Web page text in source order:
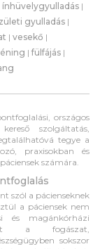
ínhüvelygyulladás |
gyulladás |
| vesekő |
|fülfájás |
országos
szolgáltatás,
tegye a
praxisokban és
számára.
szól a pácienseknek
a páciensek nem
és magánkórházi
a fogászat,
sokszor